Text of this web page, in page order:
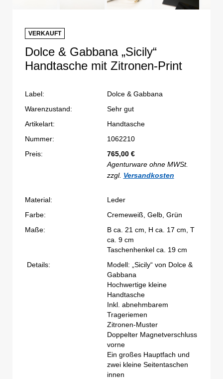
VERKAUFT
Dolce & Gabbana „Sicily“
Handtasche mit Zitronen-Print
Label:
Dolce & Gabbana
Warenzustand:
Sehr gut
Artikelart:
Handtasche
Nummer:
1062210
Preis:
765,00 €
Agenturware ohne MWSt.
zzgl. Versandkosten
Material:
Leder
Farbe:
Cremeweiß, Gelb, Grün
Maße:
B ca. 21 cm, H ca. 17 cm, T
ca. 9 cm
Taschenhenkel ca. 19 cm
Details:
Modell: „Sicily“ von Dolce &
Gabbana
Hochwertige kleine
Handtasche
Inkl. abnehmbarem
Trageriemen
Zitronen-Muster
Doppelter Magnetverschluss
vorne
Ein großes Hauptfach und
zwei kleine Seitentaschen
innen